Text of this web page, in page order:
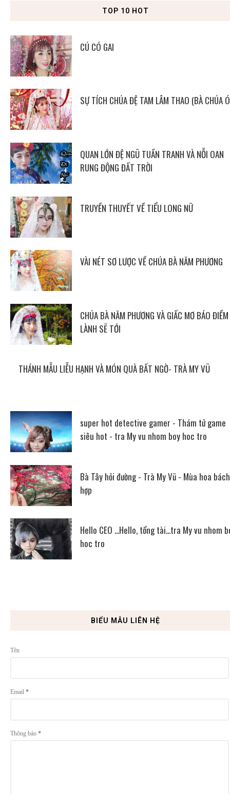
TOP 10 HOT
CÚ CÓ GAI
SỰ TÍCH CHÚA ĐỆ TAM LÂM THAO (BÀ CHÚA
QUAN LỚN ĐỆ NGŨ TUẦN TRANH VÀ NỖI OAN
RUNG ĐỘNG ĐẤT TRỜI
TRUYỀN THUYẾT VỀ TIỂU LONG NỮ
VÀI NÉT SƠ LƯỢC VỀ CHÚA BÀ NĂM PHƯƠNG
CHÚA BÀ NĂM PHƯƠNG VÀ GIẤC MƠ BÁO ĐIỀM
LÀNH SẼ TỚI
THÁNH MẪU LIỄU HẠNH VÀ MÓN QUÀ BẤT NGỜ- TRÀ MY VŨ
super hot detective gamer - Thám tử game
siêu hot - tra My vu nhom boy hoc tro
Bà Tây hỏi đường - Trà My Vũ - Mùa hoa bách
hợp
Hello CEO ...Hello, tổng tài...tra My vu nhom
hoc tro
BIỂU MẪU LIÊN HỆ
Tên
Email *
Thông báo *